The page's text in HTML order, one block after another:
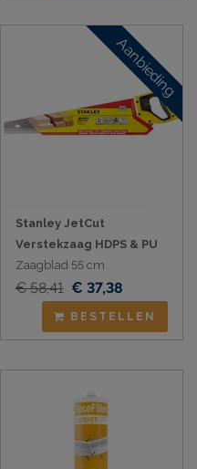
Aanbieding
Stanley JetCut
Verstekzaag HDPS & PU
Zaagblad 55 cm
€ 58,41 € 37,38
BESTELLEN